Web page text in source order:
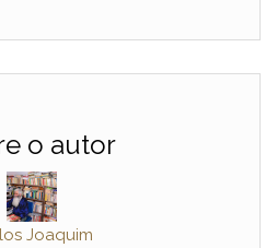
o autor
Joaquim